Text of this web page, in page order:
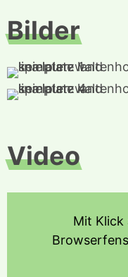
Bilder
Video
Mit Klick